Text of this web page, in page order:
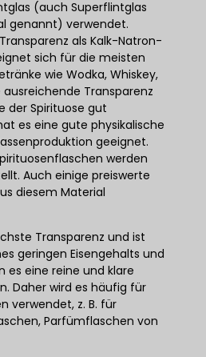
(auch Superflintglas
genannt) verwendet.
als Kalk-Natron-
sich für die meisten
wie Wodka, Whiskey,
ausreichende Transparenz
der Spirituose gut
es eine gute physikalische
geeignet.
werden
Auch einige preiswerte
diesem Material
Transparenz und ist
geringen Eisengehalts und
es eine reine und klare
Daher wird es häufig für
verwendet, z. B. für
Parfümflaschen von